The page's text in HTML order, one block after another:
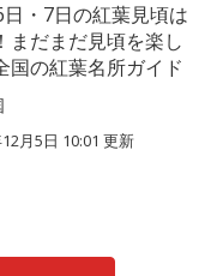
日・7日の紅葉見頃は
まだまだ見頃を楽し
国の紅葉名所ガイド
月5日 10:01 更新